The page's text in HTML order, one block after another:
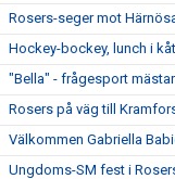
Rosers-seger mot
Hockey-bockey, lunch i
"Bella" - frågesport
Rosers på väg till
Välkommen Gabriella
Ungdoms-SM fest i